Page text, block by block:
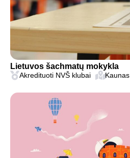
Lietuvos šachmatų mokykla
Akredituoti NVŠ klubai Kaunas